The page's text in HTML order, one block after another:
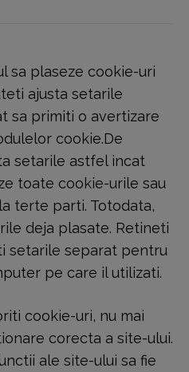
sa plaseze cookie-uri
ajusta setarile
sa primiti o avertizare
cookie.De
setarile astfel incat
toate cookie-urile sau
terte parti. Totodata,
deja plasate. Retineti
setarile separat pentru
pe care il utilizati.
cookie-uri, nu mai
corecta a site-ului.
ale site-ului sa fie